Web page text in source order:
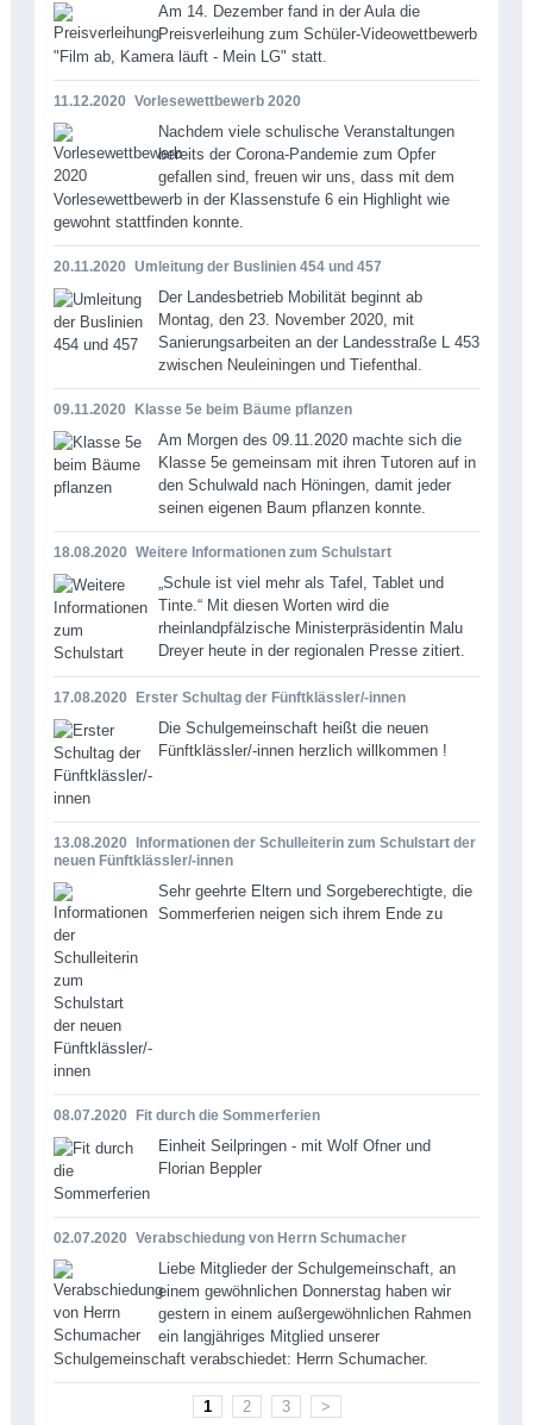
Am 14. Dezember fand in der Aula die
Preisverleihung zum Schüler-Videowettbewerb
"Film ab, Kamera läuft - Mein LG" statt.
11.12.2020 Vorlesewettbewerb 2020
Nachdem viele schulische Veranstaltungen
bereits der Corona-Pandemie zum Opfer
gefallen sind, freuen wir uns, dass mit dem
Vorlesewettbewerb in der Klassenstufe 6 ein Highlight wie
gewohnt stattfinden konnte.
20.11.2020 Umleitung der Buslinien 454 und 457
Der Landesbetrieb Mobilität beginnt ab
Montag, den 23. November 2020, mit
Sanierungsarbeiten an der Landesstraße L 453
zwischen Neuleiningen und Tiefenthal.
09.11.2020 Klasse 5e beim Bäume pflanzen
Am Morgen des 09.11.2020 machte sich die
Klasse 5e gemeinsam mit ihren Tutoren auf in
den Schulwald nach Höningen, damit jeder
seinen eigenen Baum pflanzen konnte.
18.08.2020 Weitere Informationen zum Schulstart
„Schule ist viel mehr als Tafel, Tablet und
Tinte.“ Mit diesen Worten wird die
rheinlandpfälzische Ministerpräsidentin Malu
Dreyer heute in der regionalen Presse zitiert.
17.08.2020 Erster Schultag der Fünftklässler/-innen
Die Schulgemeinschaft heißt die neuen
Fünftklässler/-innen herzlich willkommen !
13.08.2020
Informationen der Schulleiterin zum Schulstart der
neuen Fünftklässler/-innen
Sehr geehrte Eltern und Sorgeberechtigte, die
Sommerferien neigen sich ihrem Ende zu
08.07.2020 Fit durch die Sommerferien
Einheit Seilpringen - mit Wolf Ofner und
Florian Beppler
02.07.2020 Verabschiedung von Herrn Schumacher
Liebe Mitglieder der Schulgemeinschaft, an
einem gewöhnlichen Donnerstag haben wir
gestern in einem außergewöhnlichen Rahmen
ein langjähriges Mitglied unserer
Schulgemeinschaft verabschiedet: Herrn Schumacher.
1 2 3 >